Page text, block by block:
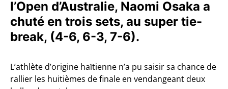
l’Open d’Australie, Naomi Osaka a
chuté en trois sets, au super tie-
break, (4-6, 6-3, 7-6).
L’athlète d’origine haïtienne n’a pu saisir sa chance de
rallier les huitièmes de finale en vendangeant deux